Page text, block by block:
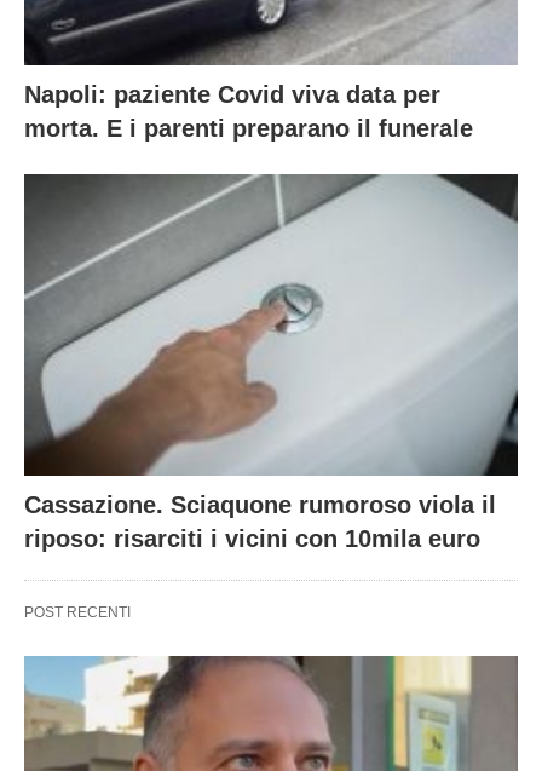
Napoli: paziente Covid viva data per
morta. E i parenti preparano il funerale
Cassazione. Sciaquone rumoroso viola il
riposo: risarciti i vicini con 10mila euro
POST RECENTI